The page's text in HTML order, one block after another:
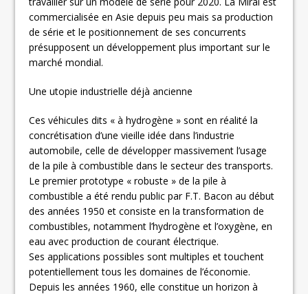
commercialisée en Asie depuis peu mais sa production
de série et le positionnement de ses concurrents
présupposent un développement plus important sur le
marché mondial.
Une utopie industrielle déjà ancienne
Ces véhicules dits « à hydrogène » sont en réalité la
concrétisation d’une vieille idée dans l’industrie
automobile, celle de développer massivement l’usage
de la pile à combustible dans le secteur des transports.
Le premier prototype « robuste » de la pile à
combustible a été rendu public par F.T. Bacon au début
des années 1950 et consiste en la transformation de
combustibles, notamment l’hydrogène et l’oxygène, en
eau avec production de courant électrique.
Ses applications possibles sont multiples et touchent
potentiellement tous les domaines de l’économie.
Depuis les années 1960, elle constitue un horizon à